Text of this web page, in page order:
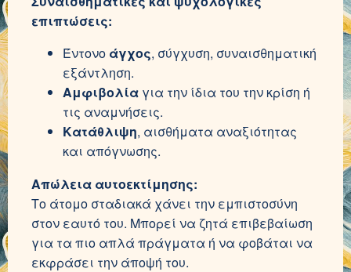
επιπτώσεις:
Έντονο άγχος, σύγχυση, συναισθηματική
εξάντληση.
Αμφιβολία για την ίδια του την κρίση ή
τις αναμνήσεις.
Κατάθλιψη, αισθήματα αναξιότητας
και απόγνωσης.
Απώλεια αυτοεκτίμησης:
Το άτομο σταδιακά χάνει την εμπιστοσύνη
στον εαυτό του. Μπορεί να ζητά επιβεβαίωση
για τα πιο απλά πράγματα ή να φοβάται να
εκφράσει την άποψή του.